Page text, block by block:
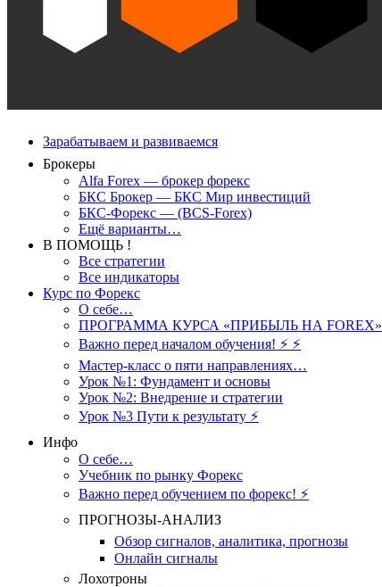
Зарабатываем и развиваемся
Брокеры
Alfa Forex — брокер форекс
БКС Брокер — БКС Мир инвестиций
БКС-Форекс — (BCS-Forex)
Ещё варианты…
В ПОМОЩЬ !
Все стратегии
Все индикаторы
Курс по Форекс
О себе…
ПРОГРАММА КУРСА «ПРИБЫЛЬ НА FOREX»
Важно перед началом обучения! ⚡ ⚡
Мастер-класс о пяти направлениях…
Урок №1: Фундамент и основы
Урок №2: Внедрение и стратегии
Урок №3 Пути к результату ⚡️
Инфо
О себе…
Учебник по рынку Форекс
Важно перед обучением по форекс! ⚡
ПРОГНОЗЫ-АНАЛИЗ
Обзор сигналов, аналитика, прогнозы
Онлайн сигналы
Лохотроны